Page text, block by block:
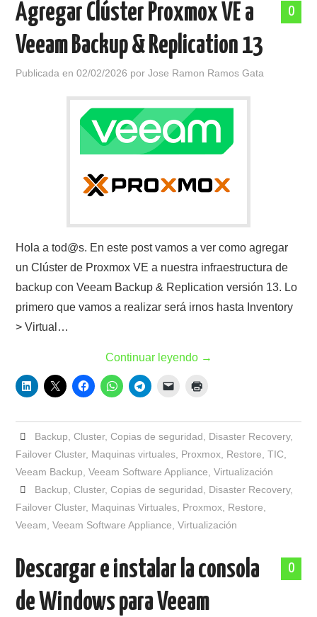
POLÍTICA DE PRIVACIDAD
0
Agregar Clúster Proxmox VE a
Veeam Backup & Replication 13
Publicada en02/02/2026 porJose Ramon Ramos Gata
Hola a tod@s. En este post vamos a ver como agregar
un Clúster de Proxmox VE a nuestra infraestructura de
backup con Veeam Backup & Replication versión 13. Lo
primero que vamos a realizar será irnos hasta Inventory
> Virtual…
Continuar leyendo →
Backup Cluster, Copias de seguridad Disaster Recovery,
Failover Cluster, Maquinas virtuales Proxmox Restore ,TIC
Veeam Backup ,Veeam Software Appliance ,Virtualización
Backup Cluster, Copias de seguridad Disaster Recovery,
Failover Cluster, Maquinas Virtuales Proxmox Restore
Veeam ,Veeam Software Appliance ,Virtualización
0
Descargar e instalar la consola
de Windows para Veeam